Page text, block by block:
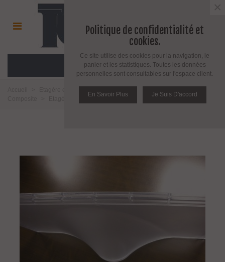
MENU
Politique de confidentialité et
cookies.
Ce site utilise des cookies pour la navigation, le
panier et les statistiques. Toutes les données
personnelles sont consultables sur l'espace client.
En Savoir Plus Je Suis D'accord